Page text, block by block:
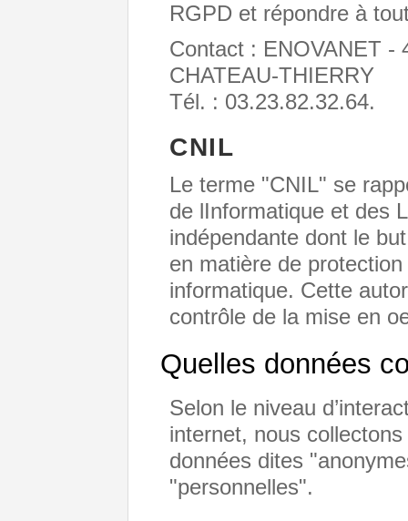
RGPD et répondre à
Contact : ENOVANET -
CHATEAU-THIERRY
Tél. : 03.23.82.32.64.
CNIL
Le terme "CNIL" se
de lInformatique et des
indépendante dont le
en matière de
informatique. Cette
contrôle de la mise en
Quelles données
Selon le niveau
internet, nous
données dites
"personnelles".